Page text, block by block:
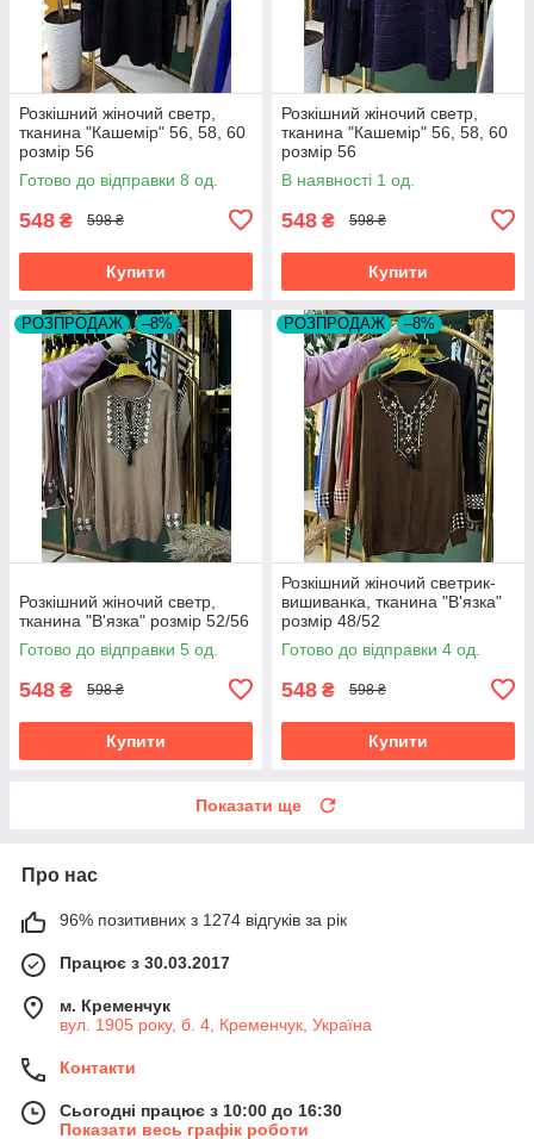
Розкішний жіночий светр,
тканина "Кашемір" 56, 58, 60
розмір 56
Готово до відправки 8 од.
548 ₴ 598 ₴
Купити
Розкішний жіночий светр,
тканина "Кашемір" 56, 58, 60
розмір 56
В наявності 1 од.
548 ₴ 598 ₴
Купити
РОЗПРОДАЖ –8%
Розкішний жіночий светр,
тканина "В'язка" розмір 52/56
Готово до відправки 5 од.
548 ₴ 598 ₴
Купити
РОЗПРОДАЖ –8%
Розкішний жіночий светрик-
вишиванка, тканина "В'язка"
розмір 48/52
Готово до відправки 4 од.
548 ₴ 598 ₴
Купити
Показати ще
Про нас
96% позитивних з 1274 відгуків за рік
Працює з 30.03.2017
м. Кременчук
вул. 1905 року, б. 4, Кременчук, Україна
Контакти
Сьогодні працює з 10:00 до 16:30
Показати весь графік роботи